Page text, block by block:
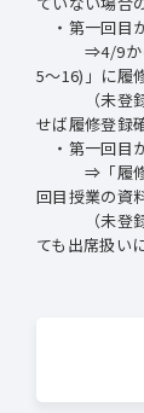
・第一回目
⇒4/9からの
5～16)」に履
（未登録で
せば履修登録
・第一回目
⇒「履修タ
回目授業の資
（未登録分
ても出席扱い